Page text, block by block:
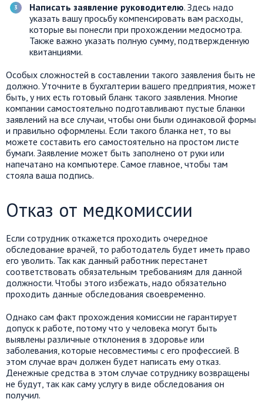
Написать заявление руководителю. Здесь надо
указать вашу просьбу компенсировать вам расходы,
которые вы понесли при прохождении медосмотра.
Также важно указать полную сумму, подтвержденную
квитанциями.
Особых сложностей в составлении такого заявления быть не
должно. Уточните в бухгалтерии вашего предприятия, может
быть, у них есть готовый бланк такого заявления. Многие
компании самостоятельно подготавливают пустые бланки
заявлений на все случаи, чтобы они были одинаковой формы
и правильно оформлены. Если такого бланка нет, то вы
можете составить его самостоятельно на простом листе
бумаги. Заявление может быть заполнено от руки или
напечатано на компьютере. Самое главное, чтобы там
стояла ваша подпись.
Отказ от медкомиссии
Если сотрудник откажется проходить очередное
обследование врачей, то работодатель будет иметь право
его уволить. Так как данный работник перестанет
соответствовать обязательным требованиям для данной
должности. Чтобы этого избежать, надо обязательно
проходить данные обследования своевременно.
Однако сам факт прохождения комиссии не гарантирует
допуск к работе, потому что у человека могут быть
выявлены различные отклонения в здоровье или
заболевания, которые несовместимы с его профессией. В
этом случае врач должен будет написать ему отказ.
Денежные средства в этом случае сотруднику возвращены
не будут, так как саму услугу в виде обследования он
получил.